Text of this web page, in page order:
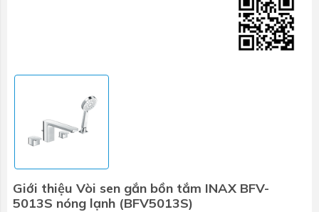
Giới thiệu Vòi sen gắn bồn tắm INAX BFV-
5013S nóng lạnh (BFV5013S)